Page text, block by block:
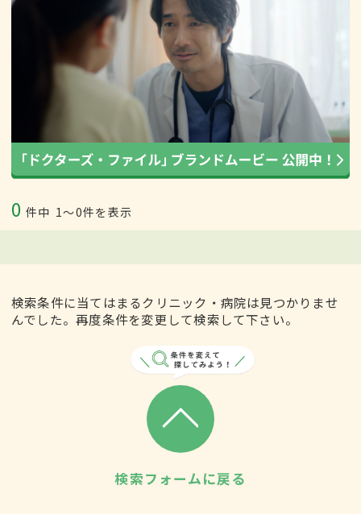
0 件中 1〜0件を表示
検索条件に当てはまるクリニック・病院は見つかりませ
んでした。再度条件を変更して検索して下さい。
検索フォームに戻る